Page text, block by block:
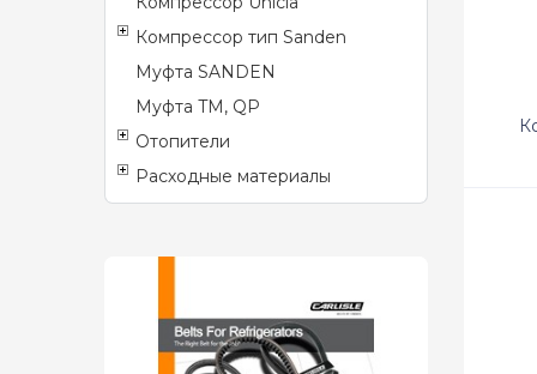
Компрессор тип Sanden
Муфта SANDEN
Муфта TM, QP
Отопители
Расходные материалы